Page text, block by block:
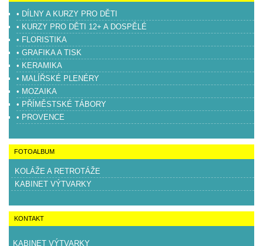
• DÍLNY A KURZY PRO DĚTI
• KURZY PRO DĚTI 12+ A DOSPĚLÉ
• FLORISTIKA
• GRAFIKA A TISK
• KERAMIKA
• MALÍŘSKÉ PLENÉRY
• MOZAIKA
• PŘÍMĚSTSKÉ TÁBORY
• PROVENCE
FOTOALBUM
KOLÁŽE A RETROTÁŽE
KABINET VÝTVARKY
KONTAKT
KABINET VÝTVARKY